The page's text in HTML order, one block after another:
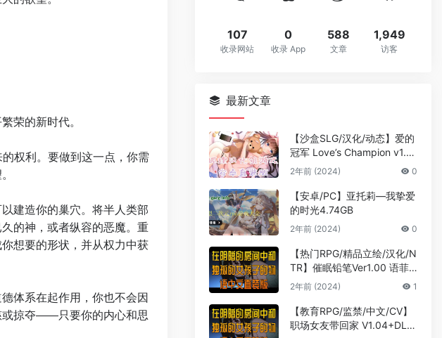
荣的新时代。
权利。要做到这一点，你需
建造你的巢穴。将半人类部
的神，或者纵容的恶魔。重
想要的形状，并从权力中获
体系在起作用，你也不会因
或掠夺——只要你的内心和思
107
收录网站
0
收录 App
588
文章
1,949
访客
最新文章
【沙盒SLG/汉化/动态】爱的
冠军 Love’s Champion v1.1.
3 汉化版【PC+安卓/2.8G】
2年前 (2024) 0
【安卓/PC】亚托莉—我挚爱
的时光4.74GB
2年前 (2024) 0
【热门RPG/精品立绘/汉化/N
TR】催眠铅笔Ver1.00 语菲
精翻汉化移植作弊版+作弊码
2年前 (2024) 1
【教育RPG/监禁/中文/CV】
职场女友带回家 V1.04+DLC